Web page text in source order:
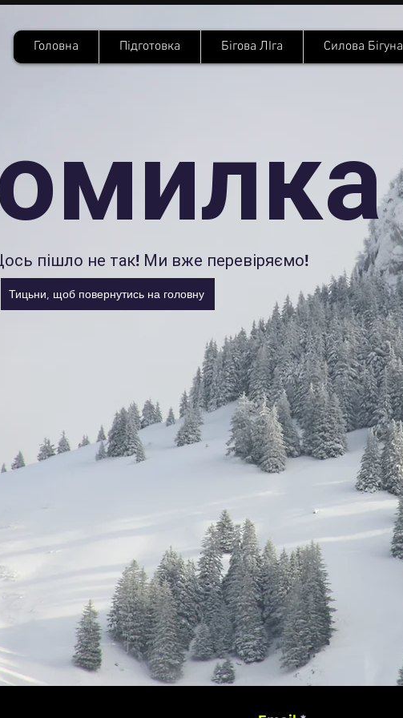
Головна Підготовка Бігова ЛІга Силова Бігуна
пішло не так! Ми вже перевіряємо!
Тицьни, щоб повернутись на головну